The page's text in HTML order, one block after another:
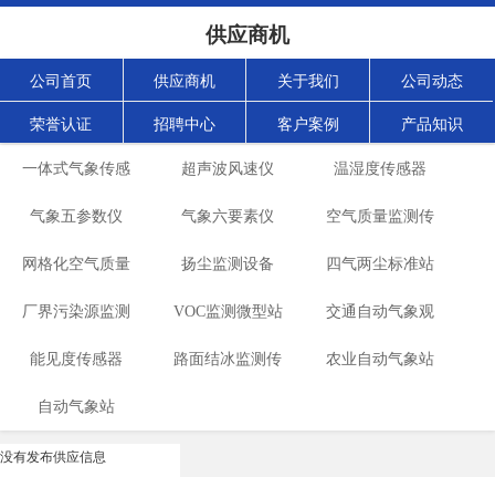
供应商机
公司首页 供应商机 关于我们 公司动态
荣誉认证 招聘中心 客户案例 产品知识
一体式气象传感
器
超声波风速仪 温湿度传感器
气象五参数仪 气象六要素仪 空气质量监测传
感器
网格化空气质量
监测仪
扬尘监测设备 四气两尘标准站
厂界污染源监测 VOC监测微型站 交通自动气象观
测站
能见度传感器 路面结冰监测传 农业自动气象站
自动气象站
没有发布供应信息